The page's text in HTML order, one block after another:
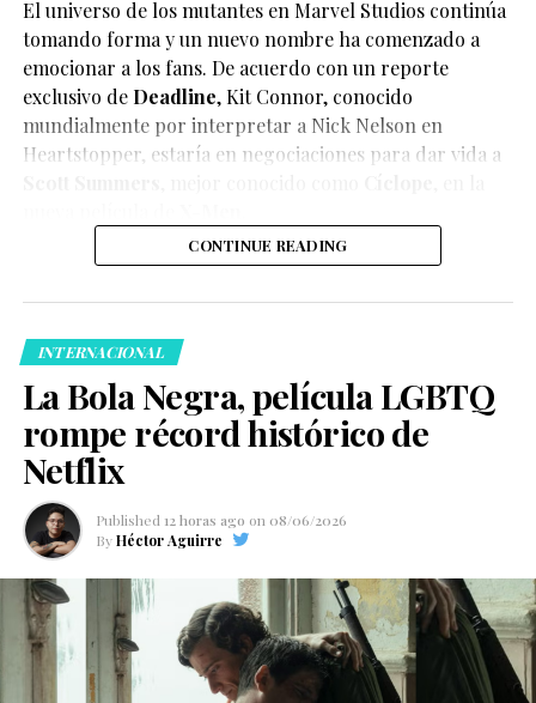
El universo de los mutantes en Marvel Studios continúa
tomando forma y un nuevo nombre ha comenzado a
emocionar a los fans. De acuerdo con un reporte
exclusivo de Deadline,Kit Connor, conocido
mundialmente por interpretar a Nick Nelson en
Heartstopper, estaría en negociaciones para dar vida a
CONTINUE READING
INTERNACIONAL
La Bola Negra, película LGBTQ
rompe récord histórico de
Netflix
Published 12 horas ago on 08/06/2026
By Héctor Aguirre